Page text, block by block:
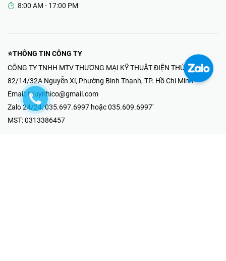
8:00 AM - 17:00 PM
⭐THÔNG TIN CÔNG TY
CÔNG TY TNHH MTV THƯƠNG MẠI KỸ THUẬT ĐIỆN THÚY NHI
82/14/32A Nguyễn Xí, Phường Bình Thạnh, TP. Hồ Chí Minh
Email: thuynhico@gmail.com
Zalo 24/24:035.697.6997 hoặc 035.609.6997'
MST:0313386457